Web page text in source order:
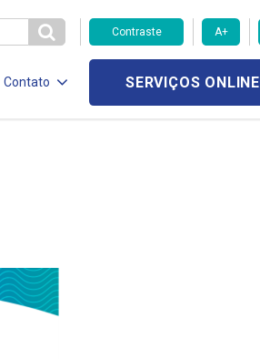
Contraste A+
Contato SERVIÇOS ONLINE